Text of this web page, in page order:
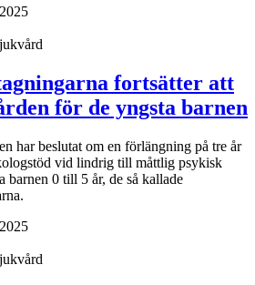
fortsätter att
för de yngsta barnen
har beslutat om en förlängning på tre år
vid lindrig till måttlig psykisk
barnen 0 till 5 år, de så kallade